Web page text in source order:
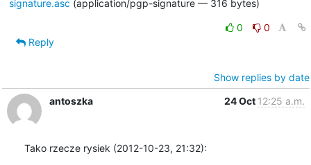
signature.asc (application/pgp-signature — 316 bytes)
0
0
Reply
Show replies by date
antoszka
24 Oct 12:25 a.m.
Tako rzecze rysiek (2012-10-23, 21:32):